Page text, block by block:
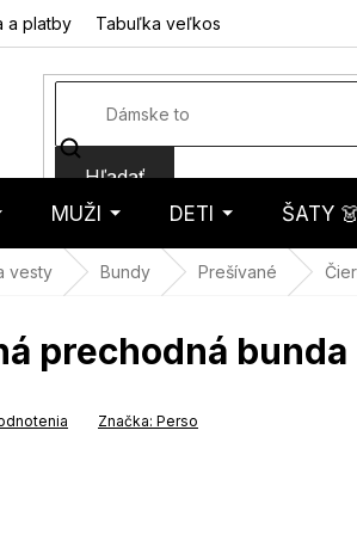
a platby Tabuľka veľkostí
Hľadať
MUŽI DETI ŠATY 👗
vesty Bundy Prešívané
prechodná bunda
Značka: Perso